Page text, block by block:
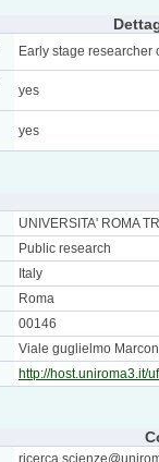
Early stage researcher
yes
yes
UNIVERSITA' ROMA
Public research
Italy
Roma
00146
Viale guglielmo
http://host.uniroma3.it/